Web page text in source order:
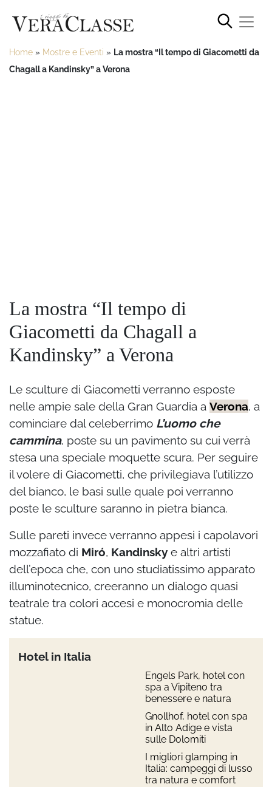
Home » Mostre e Eventi » La mostra “Il tempo di Giacometti da
Chagall a Kandinsky” a Verona
La mostra “Il tempo di
Giacometti da Chagall a
Kandinsky” a Verona
Le sculture di Giacometti verranno esposte
nelle ampie sale della Gran Guardia a Verona, a
cominciare dal celeberrimo L’uomo che
cammina, poste su un pavimento su cui verrà
stesa una speciale moquette scura. Per seguire
il volere di Giacometti, che privilegiava l’utilizzo
del bianco, le basi sulle quale poi verranno
poste le sculture saranno in pietra bianca.
Sulle pareti invece verranno appesi i capolavori
mozzafiato di Miró, Kandinsky e altri artisti
dell’epoca che, con uno studiatissimo apparato
illuminotecnico, creeranno un dialogo quasi
teatrale tra colori accesi e monocromia delle
statue.
Hotel in Italia
Engels Park, hotel con
spa a Vipiteno tra
benessere e natura
Gnollhof, hotel con spa
in Alto Adige e vista
sulle Dolomiti
I migliori glamping in
Italia: campeggi di lusso
tra natura e comfort